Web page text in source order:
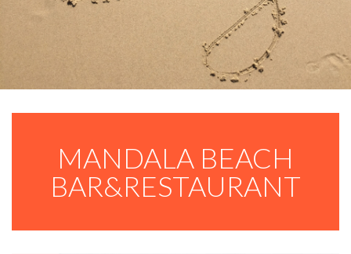
MANDALA BEACH
BAR&RESTAURANT